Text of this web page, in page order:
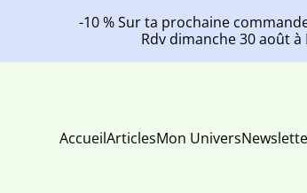
-10 % Sur ta prochaine
Rdv dimanche 30 août
AccueilArticlesMon Univers